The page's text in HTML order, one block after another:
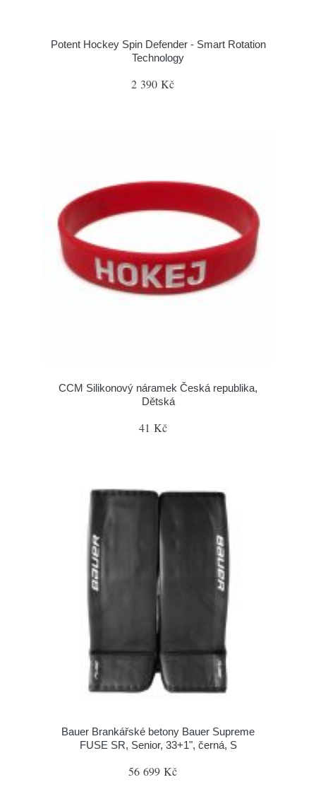
Potent Hockey Spin Defender - Smart Rotation
Technology
2 390 Kč
CCM Silikonový náramek Česká republika,
Dětská
41 Kč
Bauer Brankářské betony Bauer Supreme
FUSE SR, Senior, 33+1", černá, S
56 699 Kč